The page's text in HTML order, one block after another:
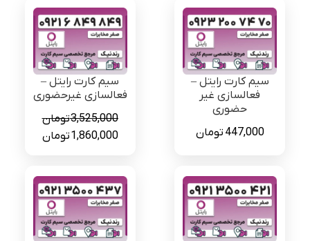
سیم کارت رایتل –
فعالسازی غیر
حضوری
447,000 تومان
سیم کارت رایتل –
فعالسازی غیرحضوری
3,525,000تومان
قیمت
بود.
1,860,000تومانقیمت
است.